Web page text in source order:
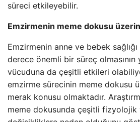
süreci etkileyebilir.
Emzirmenin meme dokusu
Emzirmenin anne ve bebek sağlığı
derece önemli bir süreç olmasının
vücuduna da çeşitli etkileri
emzirme sürecinin meme dokusu
merak konusu olmaktadır.
meme dokusunda çeşitli fizyolojik